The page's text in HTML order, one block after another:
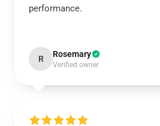
performance.
R Rosemary
Verified owner